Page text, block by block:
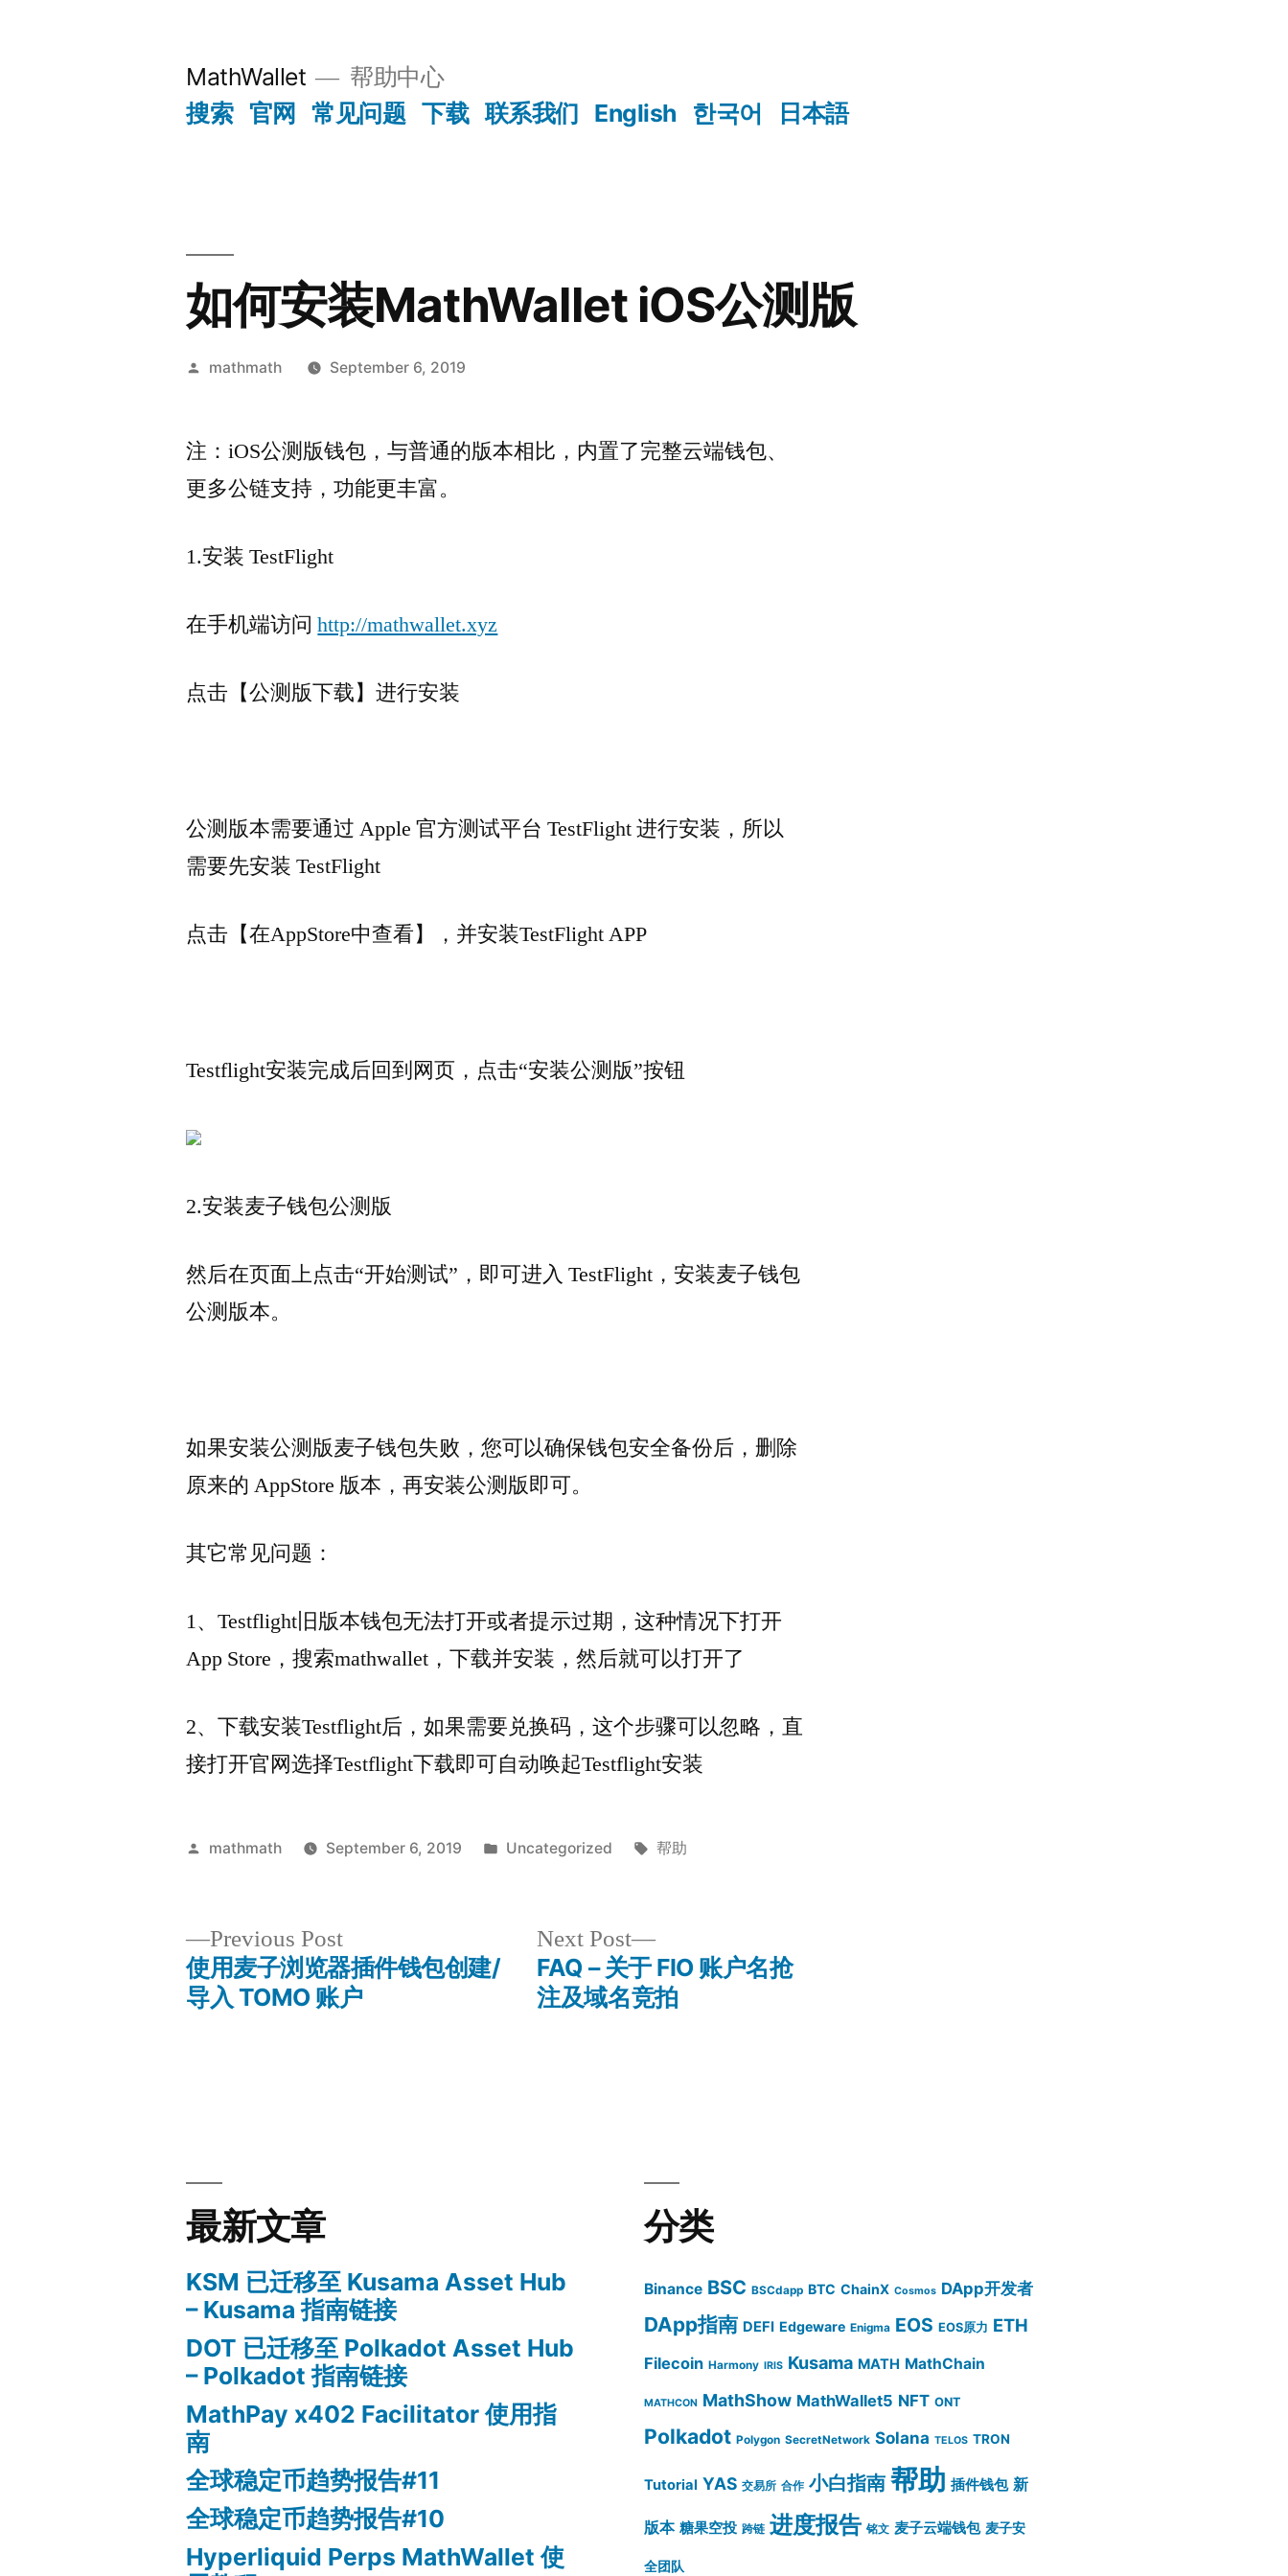
MathWallet 帮助中心
搜索 官网 常见问题 下载 联系我们 English 한국어 日本語
如何安装MathWallet iOS公测版
Posted
mathmath September 6, 2019
注：iOS公测版钱包，与普通的版本相比，内置了完整云端钱包、
更多公链支持，功能更丰富。
1.安装 TestFlight
在手机端访问http://mathwallet.xyz
点击【公测版下载】进行安装
公测版本需要通过 Apple 官方测试平台 TestFlight 进行安装，所以
需要先安装 TestFlight
点击【在AppStore中查看】，并安装TestFlight APP
Testflight安装完成后回到网页，点击“安装公测版”按钮
2.安装麦子钱包公测版
然后在页面上点击“开始测试”，即可进入 TestFlight，安装麦子钱包
公测版本。
如果安装公测版麦子钱包失败，您可以确保钱包安全备份后，删除
原来的 AppStore 版本，再安装公测版即可。
其它常见问题：
1、Testflight旧版本钱包无法打开或者提示过期，这种情况下打开
App Store，搜索mathwallet，下载并安装，然后就可以打开了
2、下载安装Testflight后，如果需要兑换码，这个步骤可以忽略，直
接打开官网选择Testflight下载即可自动唤起Testflight安装
Posted
mathmath September 6, 2019
Posted
Uncategorized Tags:
帮助
Previous PostPrevious
post:
使用麦子浏览器插件钱包创建/
导入 TOMO 账户
Next Post
Next
post:
FAQ – 关于 FIO 账户名抢
注及域名竞拍
最新文章
KSM 已迁移至 Kusama Asset Hub
– Kusama 指南链接
DOT 已迁移至 Polkadot Asset Hub
– Polkadot 指南链接
MathPay x402 Facilitator 使用指
南
全球稳定币趋势报告#11
全球稳定币趋势报告#10
Hyperliquid Perps MathWallet 使
分类
Binance BSC BSCdapp BTC ChainX Cosmos DApp开发者
DApp指南 DEFI Edgeware Enigma EOS EOS原力 ETH
Filecoin Harmony IRIS Kusama MATH MathChain
MATHCON MathShow MathWallet5 NFT ONT
Polkadot Polygon SecretNetwork Solana TELOS TRON
Tutorial YAS 交易所 合作 小白指南 帮助 插件钱包 新
版本 糖果空投 跨链 进度报告 铭文 麦子云端钱包 麦子安
全团队